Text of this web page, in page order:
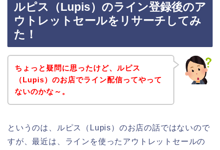
ルピス（Lupis）のライン登録後のア
ウトレットセールをリサーチしてみ
た！
ちょっと疑問に思ったけど、ルピス
（Lupis）のお店でライン配信ってやって
ないのかな～。
というのは、ルピス（Lupis）のお店の話ではないので
すが、最近は、ラインを使ったアウトレットセールの